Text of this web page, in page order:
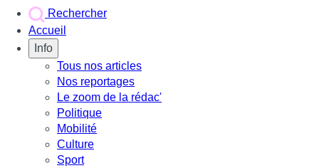
Rechercher
Accueil
Info
Tous nos articles
Nos reportages
Le zoom de la rédac'
Politique
Mobilité
Culture
Sport